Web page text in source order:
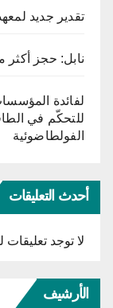
تقدير جديد
نابل: حجز أكثر من 5000 قارورة مياه
لفائدة
للتحكّم في
الفولطاضوئية
أحدث التعليقات
لا توجد
الأرشيف